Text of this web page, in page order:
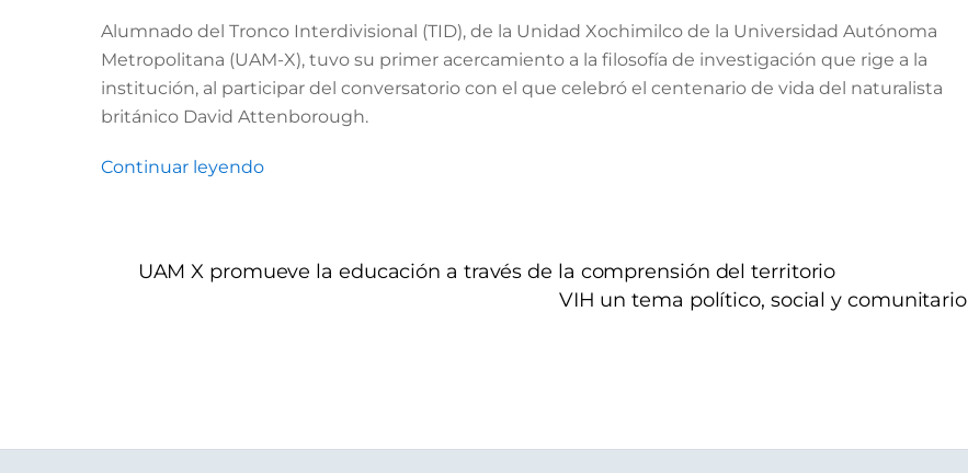
Alumnado del Tronco Interdivisional (TID), de la Unidad Xochimilco de la Universidad Autónoma
Metropolitana (UAM-X), tuvo su primer acercamiento a la filosofía de investigación que rige a la
institución, al participar del conversatorio con el que celebró el centenario de vida del naturalista
británico David Attenborough.
Continuar leyendo
UAM X promueve la educación a través de la comprensión del territorio
VIH un tema político, social y comunitario